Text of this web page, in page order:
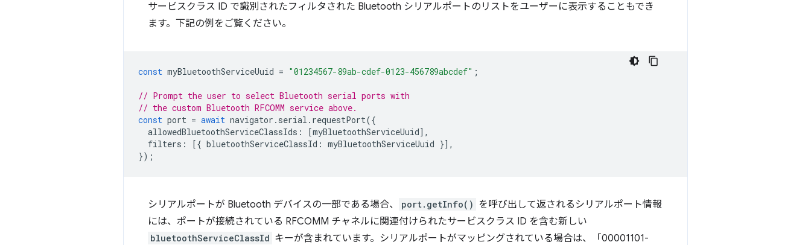
サービスクラス ID で識別されたフィルタされた Bluetooth シリアルポートのリストをユーザーに表示することもでき
ます。下記の例をご覧ください。
const myBluetoothServiceUuid = "01234567-89ab-cdef-0123-456789abcdef" ;
// Prompt the user to select Bluetooth serial ports with
// the custom Bluetooth RFCOMM service above.
const port = await navigator . serial . requestPort({
allowedBluetoothServiceClassIds : [myBluetoothServiceUuid],
filters : [{ bluetoothServiceClassId : myBluetoothServiceUuid }],
});
シリアルポートが Bluetooth デバイスの一部である場合、 port.getInfo() を呼び出して返されるシリアルポート情報
には、ポートが接続されている RFCOMM チャネルに関連付けられたサービスクラス ID を含む新しい
bluetoothServiceClassId キーが含まれています。シリアルポートがマッピングされている場合は、「00001101-